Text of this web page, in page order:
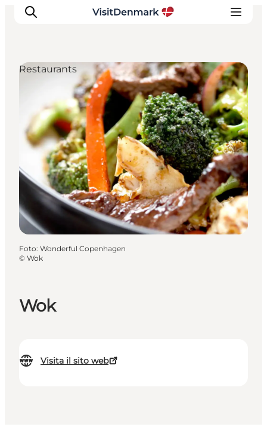
Ispirazioni
Dove andare
Cosa fare
Dove dormire
Pianifica il viaggio
Wok
Visita il sito web
Restaurants
Foto: Wonderful Copenhagen
© Wok